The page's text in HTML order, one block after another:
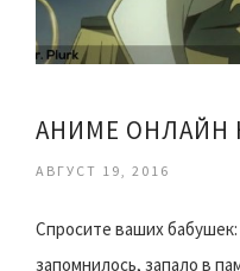
АВГУСТ 19, 2016
Спросите ваших
запомнилось, запало в